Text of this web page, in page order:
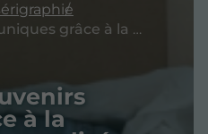
Créez des souvenirs uniques grâce à la broderie personnalisée
à la